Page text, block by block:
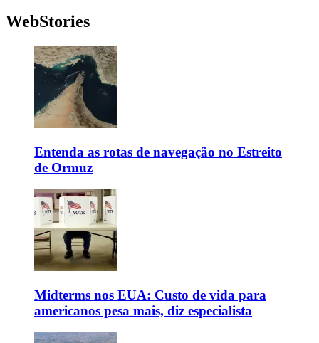
WebStories
Entenda as rotas de navegação no Estreito
de Ormuz
Midterms nos EUA: Custo de vida para
americanos pesa mais, diz especialista